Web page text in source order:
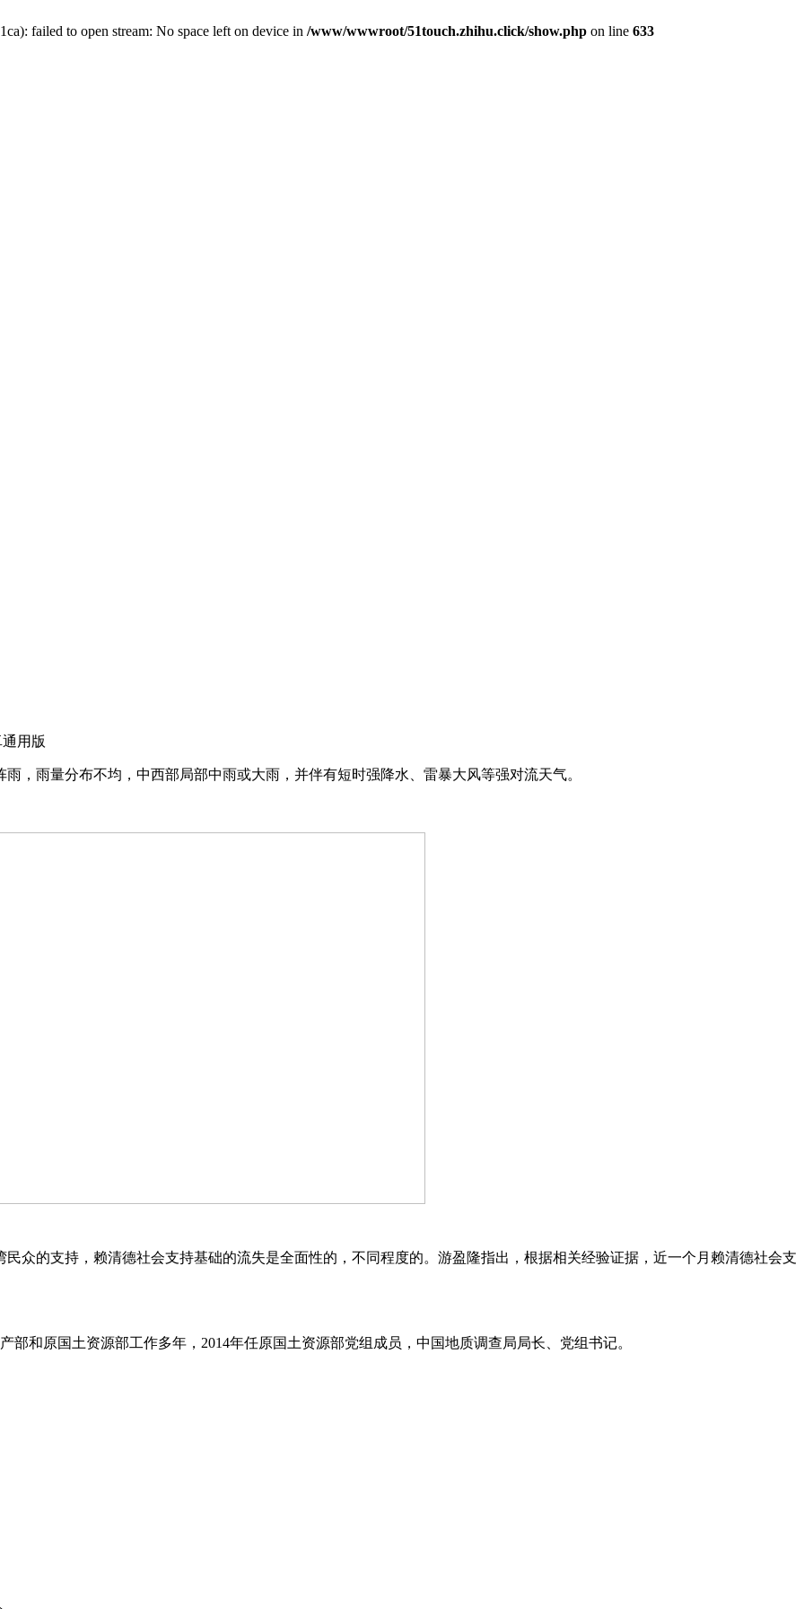
failed to open stream: No space left on device in /www/wwwroot/51touch.zhihu.click/show.php on line 633
用版
量分布不均，中西部局部中雨或大雨，并伴有短时强降水、雷暴大风等强对流天气。
持，赖清德社会支持基础的流失是全面性的，不同程度的。游盈隆指出，根据相关经验证据，近一个月赖清德社会支
国土资源部工作多年，2014年任原国土资源部党组成员，中国地质调查局局长、党组书记。